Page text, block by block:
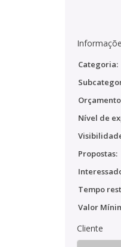
Categoria:
Nível de
Propostas:
Tempo
Valor
Cliente